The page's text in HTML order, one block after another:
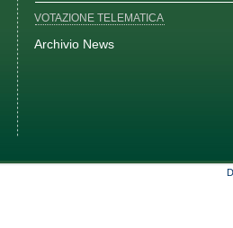
VOTAZIONE TELEMATICA
Archivio News